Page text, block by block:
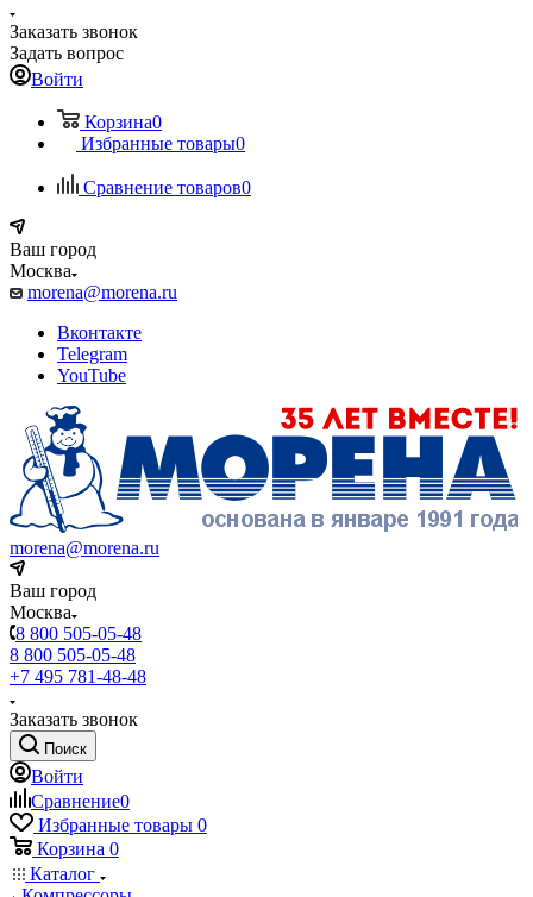
Заказать звонок
Задать вопрос
Войти
Корзина0
Избранные товары0
Сравнение товаров0
Ваш город
Москва
morena@morena.ru
Вконтакте
Telegram
YouTube
morena@morena.ru
Ваш город
Москва
8 800 505-05-48
8 800 505-05-48
+7 495 781-48-48
Заказать звонок
Поиск
Войти
Сравнение0
Избранные товары 0
Корзина 0
Каталог